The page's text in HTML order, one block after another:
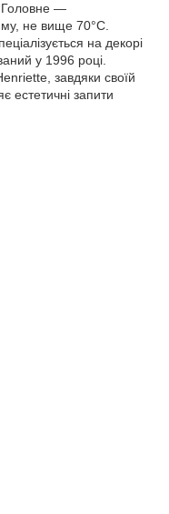
Головне —
не вище 70°С.
на декорі
у 1996 році.
завдяки своїй
естетичні запити